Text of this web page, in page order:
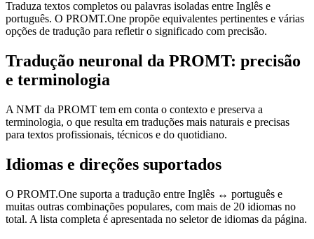
Traduza textos completos ou palavras isoladas entre Inglês e
português. O PROMT.One propõe equivalentes pertinentes e várias
opções de tradução para refletir o significado com precisão.
Tradução neuronal da PROMT: precisão
e terminologia
A NMT da PROMT tem em conta o contexto e preserva a
terminologia, o que resulta em traduções mais naturais e precisas
para textos profissionais, técnicos e do quotidiano.
Idiomas e direções suportados
O PROMT.One suporta a tradução entre Inglês ↔ português e
muitas outras combinações populares, com mais de 20 idiomas no
total. A lista completa é apresentada no seletor de idiomas da página.